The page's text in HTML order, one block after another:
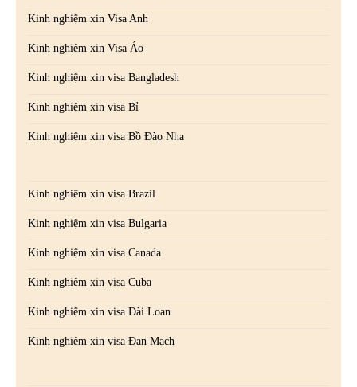
Kinh nghiệm xin Visa Anh
Kinh nghiệm xin Visa Áo
Kinh nghiệm xin visa Bangladesh
Kinh nghiệm xin visa Bỉ
Kinh nghiệm xin visa Bồ Đào Nha
Kinh nghiệm xin visa Brazil
Kinh nghiệm xin visa Bulgaria
Kinh nghiệm xin visa Canada
Kinh nghiệm xin visa Cuba
Kinh nghiệm xin visa Đài Loan
Kinh nghiệm xin visa Đan Mạch